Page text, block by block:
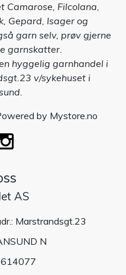
Camarose, Filcolana,
Gepard, Isager og
garn selv, prøv gjerne
garnskatter.
hyggelig garnhandel i
v/sykehuset i
by Mystore.no
AS
Marstrandsgt.23
N